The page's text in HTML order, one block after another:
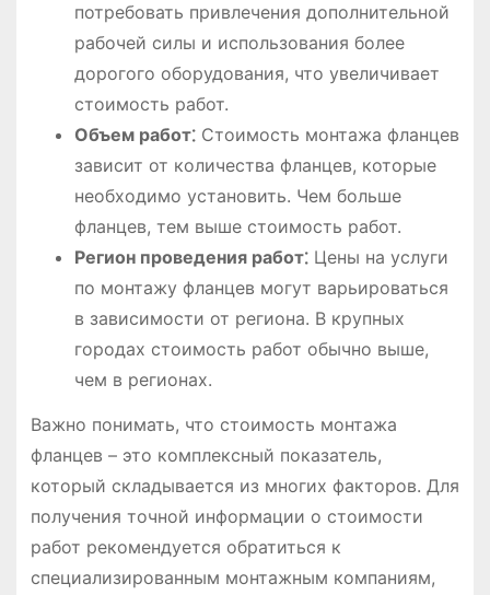
потребовать привлечения дополнительной
рабочей силы и использования более
дорогого оборудования, что увеличивает
стоимость работ.
Объем работ⁚Стоимость монтажа фланцев
зависит от количества фланцев, которые
необходимо установить. Чем больше
фланцев, тем выше стоимость работ.
Регион проведения работ⁚Цены на услуги
по монтажу фланцев могут варьироваться
в зависимости от региона. В крупных
городах стоимость работ обычно выше,
чем в регионах.
Важно понимать, что стоимость монтажа
фланцев – это комплексный показатель,
который складывается из многих факторов. Для
получения точной информации о стоимости
работ рекомендуется обратиться к
специализированным монтажным компаниям,